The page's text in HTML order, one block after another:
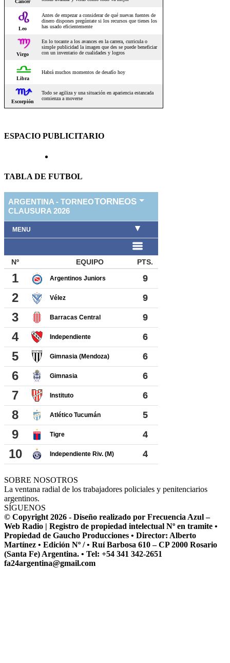
ESPACIO PUBLICITARIO
TABLA DE FUTBOL
SOBRE NOSOTROS
La ventana radial de los trabajadores policiales y penitenciarios
argentinos.
SÍGUENOS
© Copyright 2026 - Diseño realizado por Frecuencia Azul –
Web Radio | Registro de propiedad intelectual Nº en tramite •
Propiedad de Gaucho Producciones • Director: Alberto
Martínez • Edición Nº / • Ruí Barbosa 610 – CP 2000 Rosario
(Santa Fe) Argentina. • Tel: +54 341 342-2651
fa24argentina@gmail.com